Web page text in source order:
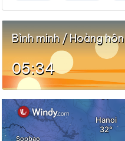
Bình minh / Hoàng hôn
05:34